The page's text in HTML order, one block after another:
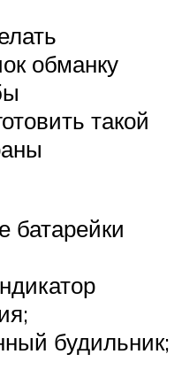
обманку
такой
батарейки
будильник;